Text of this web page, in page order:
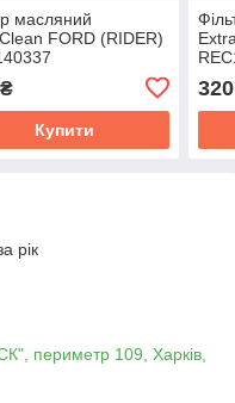
масляний
FORD (RIDER)
Купити
320
рік
периметр 109, Харків,